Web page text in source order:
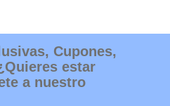
Cupones,
estar
a nuestro